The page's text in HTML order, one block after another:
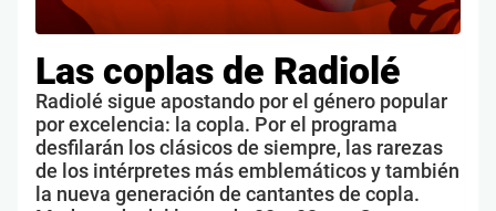
Las coplas de Radiolé
Radiolé sigue apostando por el género popular
por excelencia: la copla. Por el programa
desfilarán los clásicos de siempre, las rarezas
de los intérpretes más emblemáticos y también
la nueva generación de cantantes de copla.